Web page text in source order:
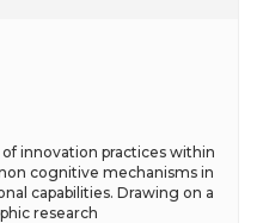
innovation practices within
cognitive mechanisms in
capabilities. Drawing on a
research